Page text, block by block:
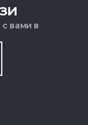
вами в